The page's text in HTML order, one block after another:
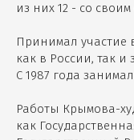
из них 12 - со
Принимал участие
как в России, так и
С 1987 года
Работы Крымова-
как